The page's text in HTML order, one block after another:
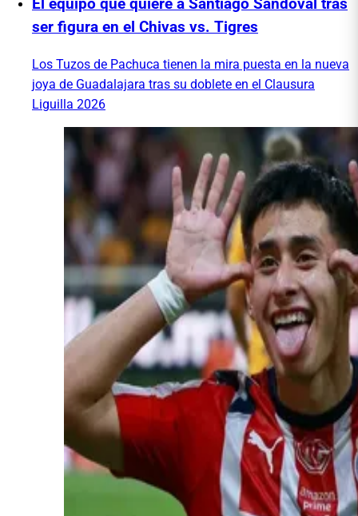
El equipo que quiere a Santiago Sandoval tras
ser figura en el Chivas vs. Tigres
Los Tuzos de Pachuca tienen la mira puesta en la nueva
joya de Guadalajara tras su doblete en el Clausura
Liguilla 2026